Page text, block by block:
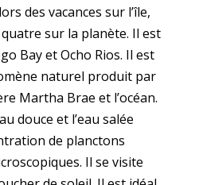
des vacances sur l’île,
quatre sur la planète. Il est
Bay et Ocho Rios. Il est
naturel produit par
Martha Brae et l’océan.
douce et l’eau salée
de planctons
Il se visite